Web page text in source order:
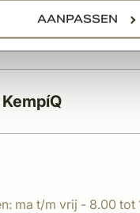
AANPASSEN
ma t/m vrij - 8.00 tot